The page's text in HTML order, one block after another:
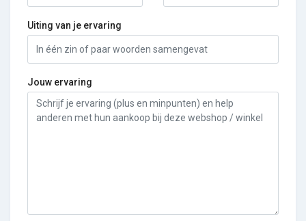
Uiting van je ervaring
Jouw ervaring